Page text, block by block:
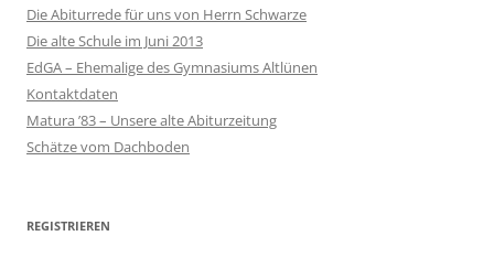
Die Abiturrede für uns von Herrn Schwarze
Die alte Schule im Juni 2013
EdGA – Ehemalige des Gymnasiums Altlünen
Kontaktdaten
Matura ’83 – Unsere alte Abiturzeitung
Schätze vom Dachboden
REGISTRIEREN